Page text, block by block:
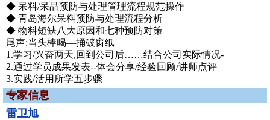
◆ 呆料/呆品预防与处理管理流程规范操作
◆ 青岛海尔呆料预防与处理流程分析
◆ 物料短缺八大原因和七种预防对策
尾声:当头棒喝—捅破窗纸
1.学习/兴奋两天,回到公司后……结合公司实际情况-
2.通过学员成果发表--体会分享/经验回顾/讲师点评
3.实践/活用所学五步骤
专家信息
雷卫旭